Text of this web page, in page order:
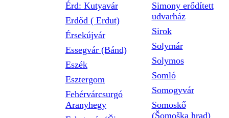
Érd: Kutyavár
Erdőd ( Erdut)
Érsekújvár
Essegvár (Bánd)
Eszék
Esztergom
Fehérvárcsurgó
Aranyhegy
Simony erődített
udvarház
Sirok
Solymár
Solymos
Somló
Somogyvár
Somoskő
(Šomoška hrad)